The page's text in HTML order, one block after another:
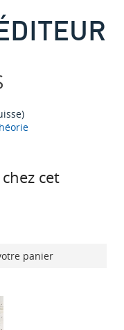
cet
panier